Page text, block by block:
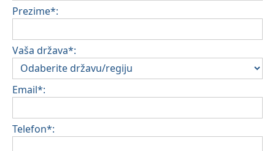
Prezime*:
Vaša država*:
Email*:
Telefon*: